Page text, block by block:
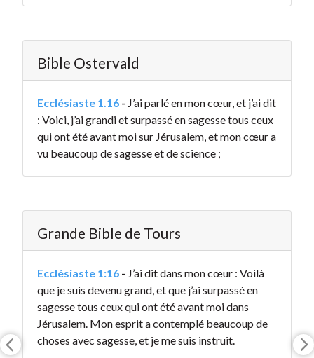
Bible Ostervald
Ecclésiaste 1.16 - J’ai parlé en mon cœur, et j’ai dit
: Voici, j’ai grandi et surpassé en sagesse tous ceux
qui ont été avant moi sur Jérusalem, et mon cœur a
vu beaucoup de sagesse et de science ;
Grande Bible de Tours
Ecclésiaste 1:16 - J’ai dit dans mon cœur : Voilà
que je suis devenu grand, et que j’ai surpassé en
sagesse tous ceux qui ont été avant moi dans
Jérusalem. Mon esprit a contemplé beaucoup de
choses avec sagesse, et je me suis instruit.